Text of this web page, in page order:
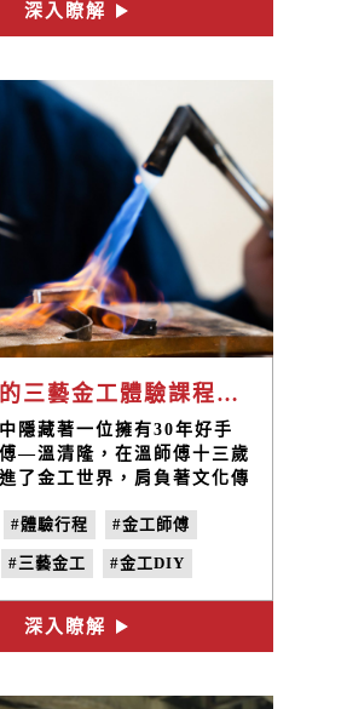
酵定食 → 三峽老街逛逛，
深入瞭解
新北三峽的三藝金工體驗課程，帶著你DIY屬於自己最有溫度的記憶
隱藏著一位擁有30年好手
—溫清隆，在溫師傅十三歲
了金工世界，肩負著文化傳
根，透過空間、產品及體驗
、手藝、創藝匯集於一身，
金工」職人品牌!
#體驗行程 #金工師傅
#三藝金工 #金工DIY
深入瞭解